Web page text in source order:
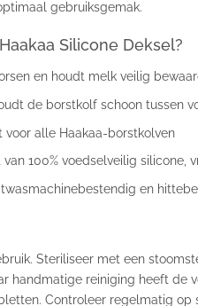
gebruiksgemak.
Silicone Deksel?
en houdt melk veilig
de borstkolf schoon tussen
voor alle Haakaa-borstkolven
100% voedselveilig silicone,
en
Steriliseer met een
handmatige reiniging heeft de
Controleer regelmatig op